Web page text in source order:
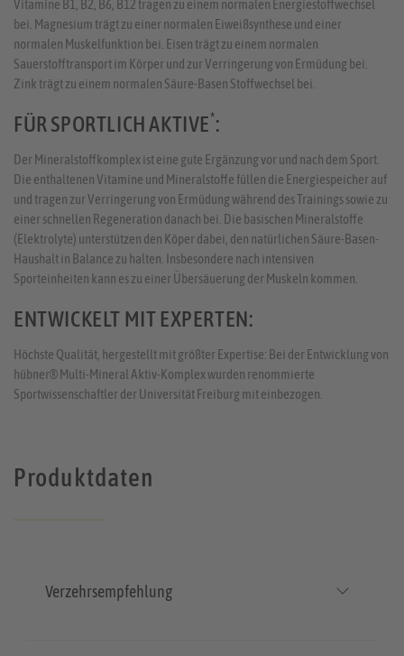
Vitamine B1, B2, B6, B12 tragen zu einem normalen Energiestoffwechsel
bei. Magnesium trägt zu einer normalen Eiweißsynthese und einer
normalen Muskelfunktion bei. Eisen trägt zu einem normalen
Sauerstofftransport im Körper und zur Verringerung von Ermüdung bei.
Zink trägt zu einem normalen Säure-Basen Stoffwechsel bei.
FÜR SPORTLICH AKTIVE*:
Der Mineralstoffkomplex ist eine gute Ergänzung vor und nach dem Sport.
Die enthaltenen Vitamine und Mineralstoffe füllen die Energiespeicher auf
und tragen zur Verringerung von Ermüdung während des Trainings sowie zu
einer schnellen Regeneration danach bei. Die basischen Mineralstoffe
(Elektrolyte) unterstützen den Köper dabei, den natürlichen Säure-Basen-
Haushalt in Balance zu halten. Insbesondere nach intensiven
Sporteinheiten kann es zu einer Übersäuerung der Muskeln kommen.
ENTWICKELT MIT EXPERTEN:
Höchste Qualität, hergestellt mit größter Expertise: Bei der Entwicklung von
hübner® Multi-Mineral Aktiv-Komplex wurden renommierte
Sportwissenschaftler der Universität Freiburg mit einbezogen.
Produktdaten
Verzehrsempfehlung